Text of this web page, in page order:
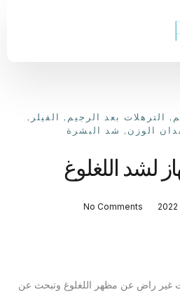
, الترهلات بعد الرجيم , الفيلر ,
الوزن , شد البشرة
لشد اللغلوغ
No Comments
غير راضٍ عن مظهر اللغلوغ وتبحث عن